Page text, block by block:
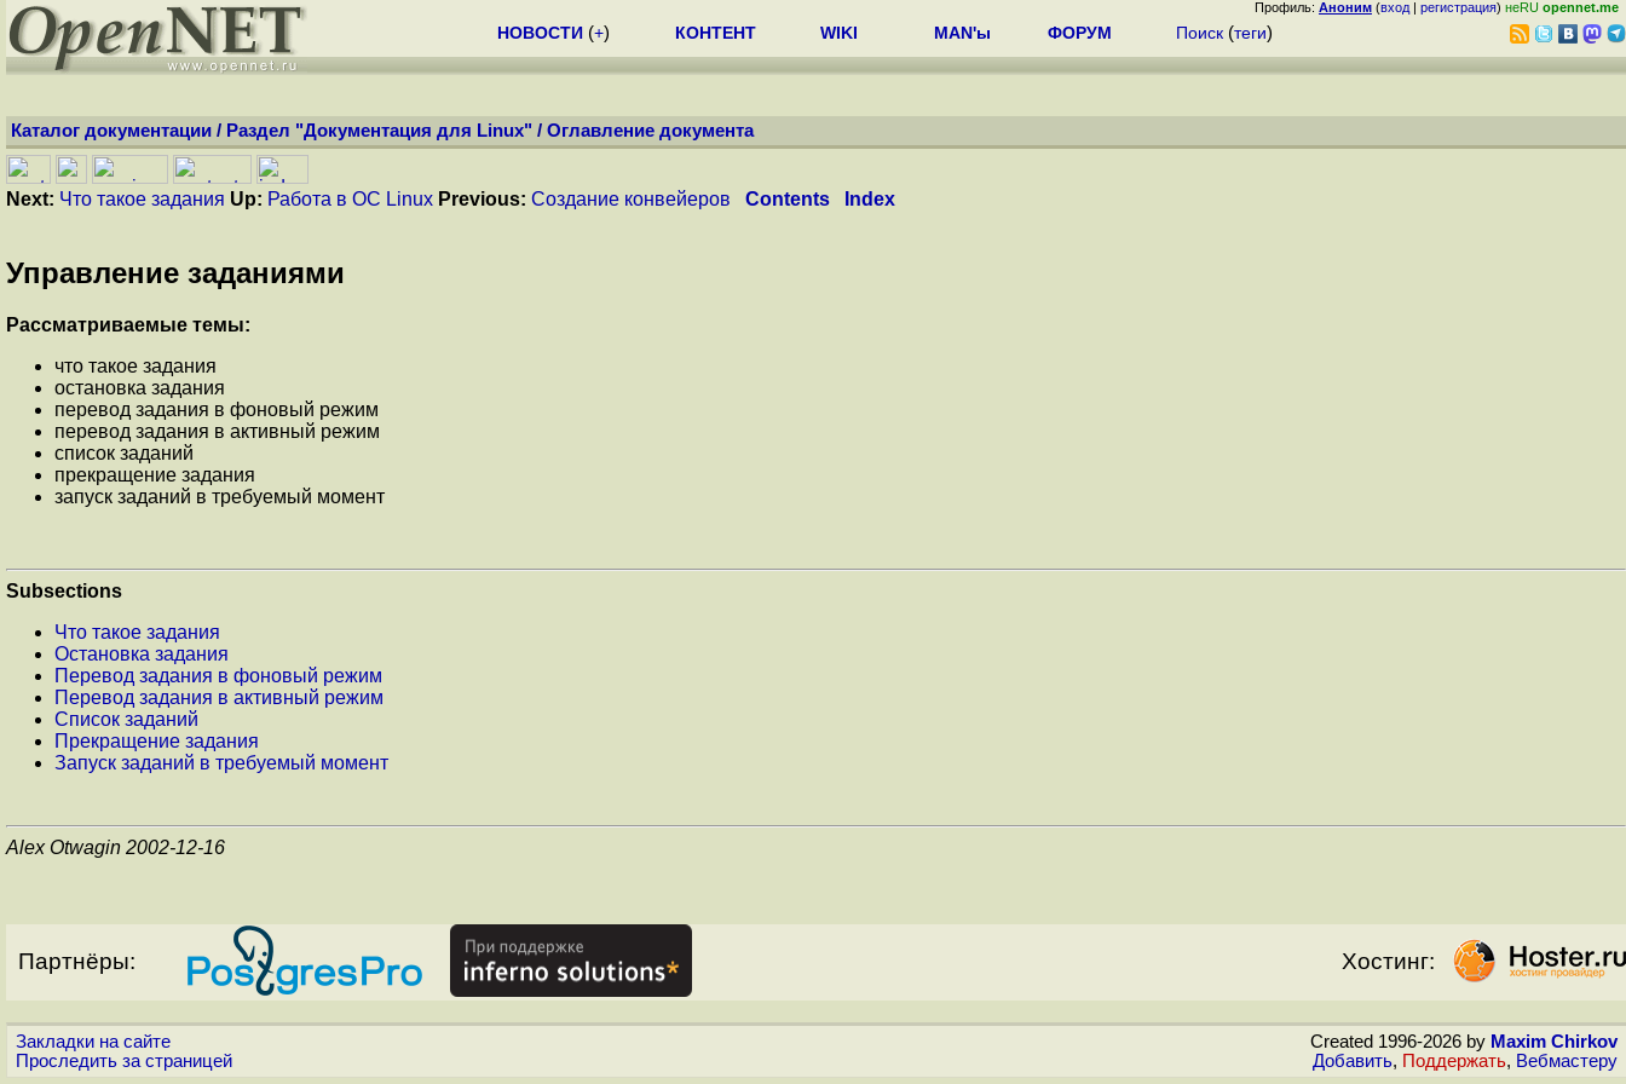
Профиль: Аноним (вход | регистрация) неRU opennet.me
НОВОСТИ (+) КОНТЕНТ WIKI MAN'ы ФОРУМ Поиск (теги)
Каталог документации / Раздел "Документация для Linux" / Оглавление документа
Next: Что такое задания Up: Работа в ОС Linux Previous: Создание конвейеров Contents Index
Управление заданиями
Рассматриваемые темы:
что такое задания
остановка задания
перевод задания в фоновый режим
перевод задания в активный режим
список заданий
прекращение задания
запуск заданий в требуемый момент
Subsections
Что такое задания
Остановка задания
Перевод задания в фоновый режим
Перевод задания в активный режим
Список заданий
Прекращение задания
Запуск заданий в требуемый момент
Alex Otwagin 2002-12-16
Партнёры: Хостинг:
Закладки на сайте
Проследить за страницей
Created 1996-2026 by Maxim Chirkov
Добавить, Поддержать, Вебмастеру